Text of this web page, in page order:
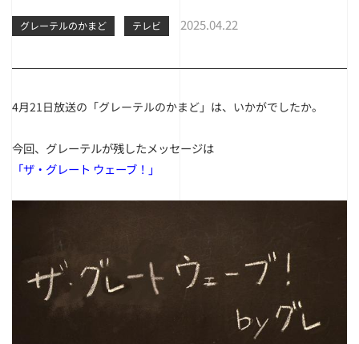
グレーテルのかまど テレビ 2025.04.22
4月21日放送の「グレーテルのかまど」は、いかがでしたか。
今回、グレーテルが残したメッセージは
「ザ・グレート ウェーブ！」